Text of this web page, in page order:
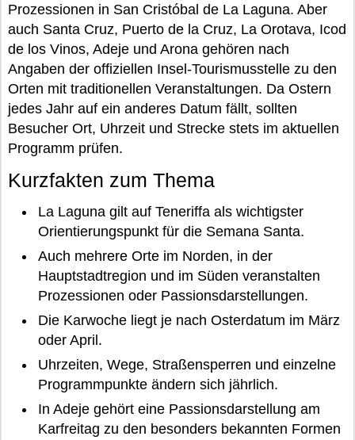
Prozessionen in San Cristóbal de La Laguna. Aber
auch Santa Cruz, Puerto de la Cruz, La Orotava, Icod
de los Vinos, Adeje und Arona gehören nach
Angaben der offiziellen Insel-Tourismusstelle zu den
Orten mit traditionellen Veranstaltungen. Da Ostern
jedes Jahr auf ein anderes Datum fällt, sollten
Besucher Ort, Uhrzeit und Strecke stets im aktuellen
Programm prüfen.
Kurzfakten zum Thema
La Laguna gilt auf Teneriffa als wichtigster
Orientierungspunkt für die Semana Santa.
Auch mehrere Orte im Norden, in der
Hauptstadtregion und im Süden veranstalten
Prozessionen oder Passionsdarstellungen.
Die Karwoche liegt je nach Osterdatum im März
oder April.
Uhrzeiten, Wege, Straßensperren und einzelne
Programmpunkte ändern sich jährlich.
In Adeje gehört eine Passionsdarstellung am
Karfreitag zu den besonders bekannten Formen